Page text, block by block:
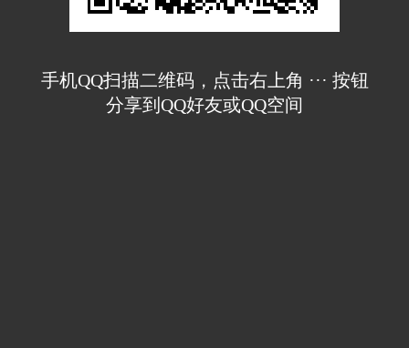
手机QQ扫描二维码，点击右上角 ··· 按钮
分享到QQ好友或QQ空间